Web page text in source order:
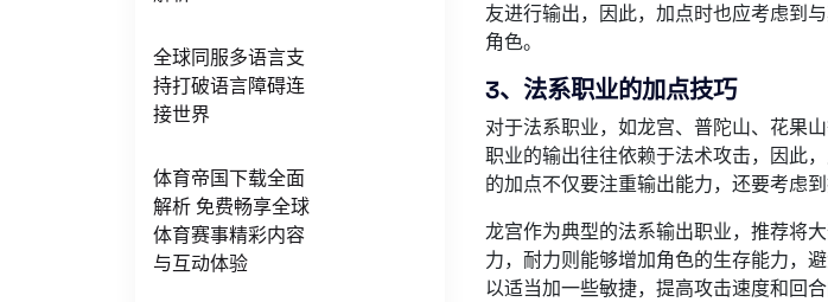
全球同服多语言支
持打破语言障碍连
接世界
体育帝国下载全面
解析 免费畅享全球
体育赛事精彩内容
与互动体验
友进行输出，因此，加点时也应考虑到
角色。
3、法系职业的加点技巧
对于法系职业，如龙宫、普陀山、花果
职业的输出往往依赖于法术攻击，因此
的加点不仅要注重输出能力，还要考虑
龙宫作为典型的法系输出职业，推荐将
力，耐力则能够增加角色的生存能力，
以适当加一些敏捷，提高攻击速度和回